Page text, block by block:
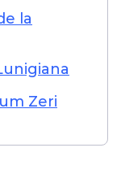
la
Zeri